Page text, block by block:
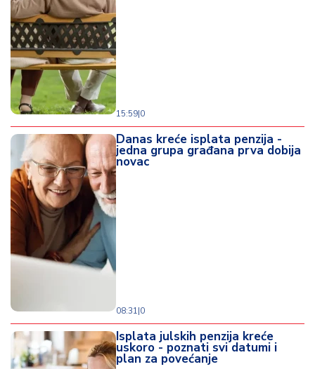
15:59|0
Danas kreće isplata penzija -
jedna grupa građana prva dobija
novac
08:31|0
Isplata julskih penzija kreće
uskoro - poznati svi datumi i
plan za povećanje